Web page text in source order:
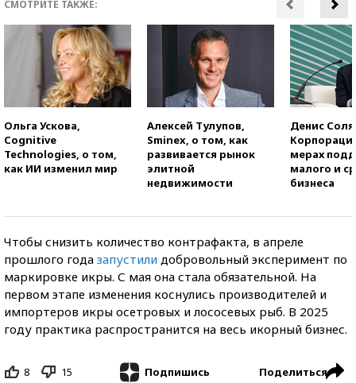
СМОТРИТЕ ТАКЖЕ:
Ольга Ускова,
Cognitive
Technologies, о том,
как ИИ изменил мир
Алексей Тулупов,
Sminex, о том, как
развивается рынок
элитной
недвижимости
Денис
мерах
малого и
бизнеса
Чтобы снизить количество контрафакта, в апреле
прошлого года запустили добровольный эксперимент по
маркировке икры. С мая она стала обязательной. На
первом этапе изменения коснулись производителей и
импортеров икры осетровых и лососевых рыб. В 2025
году практика распространится на весь икорный бизнес.
8 15 Подпишись Поделиться